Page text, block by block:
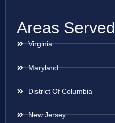
Areas Served
Virginia
Maryland
District Of Columbia
New Jersey